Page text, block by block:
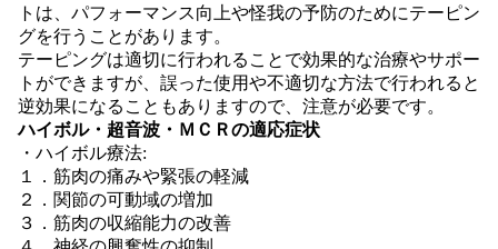
トは、パフォーマンス向上や怪我の予防のためにテーピン
グを行うことがあります。
テーピングは適切に行われることで効果的な治療やサポー
トができますが、誤った使用や不適切な方法で行われると
逆効果になることもありますので、注意が必要です。
ハイボル・超音波・ＭＣＲの適応症状
・ハイボル療法:
１．筋肉の痛みや緊張の軽減
２．関節の可動域の増加
３．筋肉の収縮能力の改善